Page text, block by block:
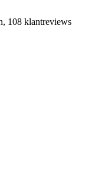
108 klantreviews